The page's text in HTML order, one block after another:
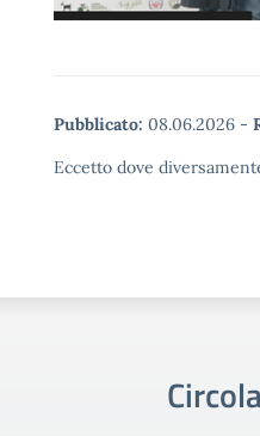
Pubblicato: 08.06.2026 -
Eccetto dove